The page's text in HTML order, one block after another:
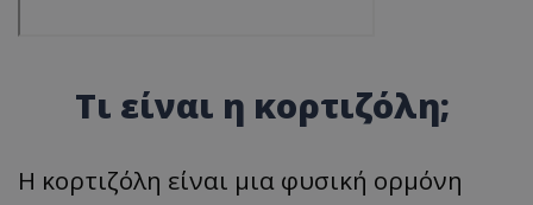
Tι είναι η κορτιζόλη;
Η κορτιζόλη είναι μια φυσική ορμόνη